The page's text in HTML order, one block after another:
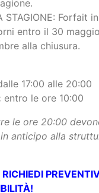
entro il 30 maggio
alla chiusura.
entro le ore 10:00
le ore 20:00
anticipo alla